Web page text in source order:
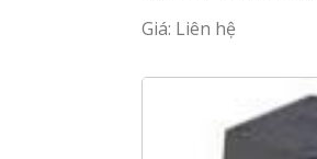
Giá: Liên hệ